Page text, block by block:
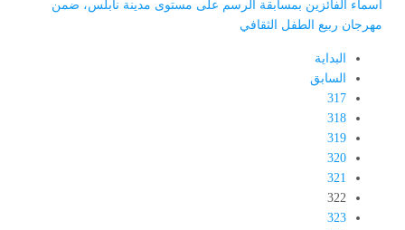
أسماء الفائزين بمسابقة الرسم على مستوى مدينة نابلس، ضمن
مهرجان ربيع الطفل الثقافي
البداية
السابق
317
318
319
320
321
322
323